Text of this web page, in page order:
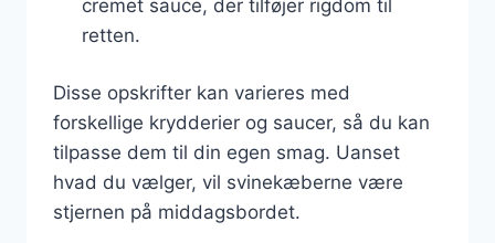
cremet sauce, der tilføjer rigdom til
retten.
Disse opskrifter kan varieres med
forskellige krydderier og saucer, så du kan
tilpasse dem til din egen smag. Uanset
hvad du vælger, vil svinekæberne være
stjernen på middagsbordet.